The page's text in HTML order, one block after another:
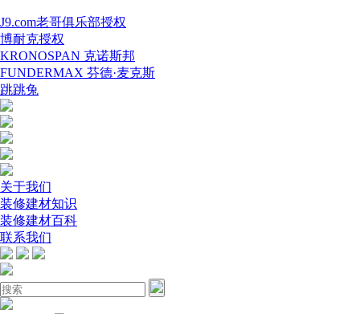
J9.com老哥俱乐部授权
博耐克授权
KRONOSPAN 克诺斯邦
FUNDERMAX 芬德·麦克斯
跳跳兔
关于我们
装修建材知识
装修建材百科
联系我们